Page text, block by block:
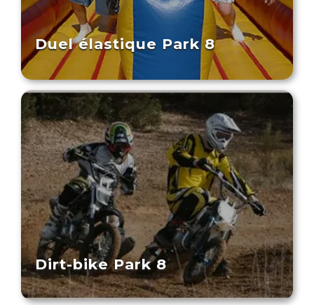
Duel élastique Park 8
Dirt-bike Park 8